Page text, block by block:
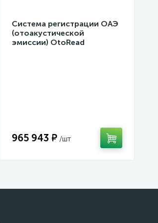
Система регистрации ОАЭ
(отоакустической
эмиссии) OtoRead
965 943 ₽